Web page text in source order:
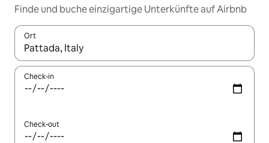
Finde und buche einzigartige Unterkünfte auf Airbnb
Ort
Wenn Ergebnisse verfügbar sind, navigiere mit den
Check-in
Check-out